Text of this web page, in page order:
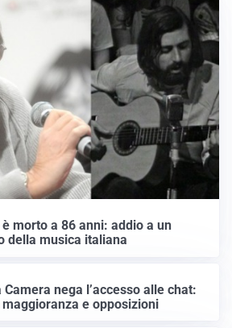
morto a 86 anni: addio a un
della musica italiana
nega l’accesso alle chat:
e opposizioni